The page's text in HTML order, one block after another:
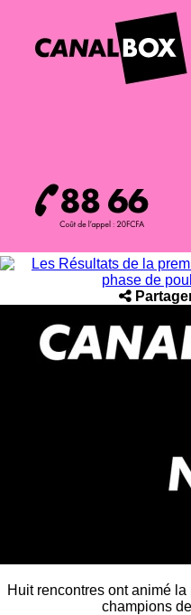
Huit rencontres ont animé
champions